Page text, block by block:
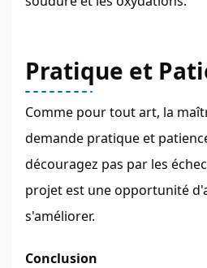
Pratique et
Comme pour tout art, la
demande pratique et
découragez pas par les
projet est une opportunité
s'améliorer.
Conclusion